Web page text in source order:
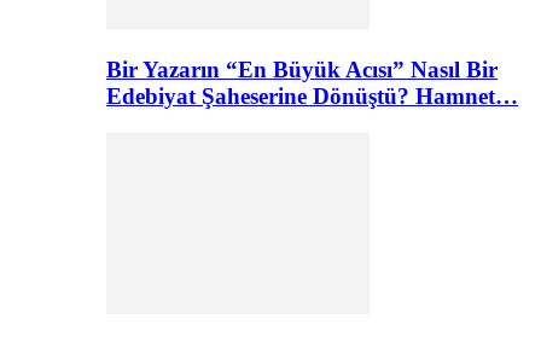
Bir Yazarın “En Büyük Acısı” Nasıl Bir
Edebiyat Şaheserine Dönüştü? Hamnet…